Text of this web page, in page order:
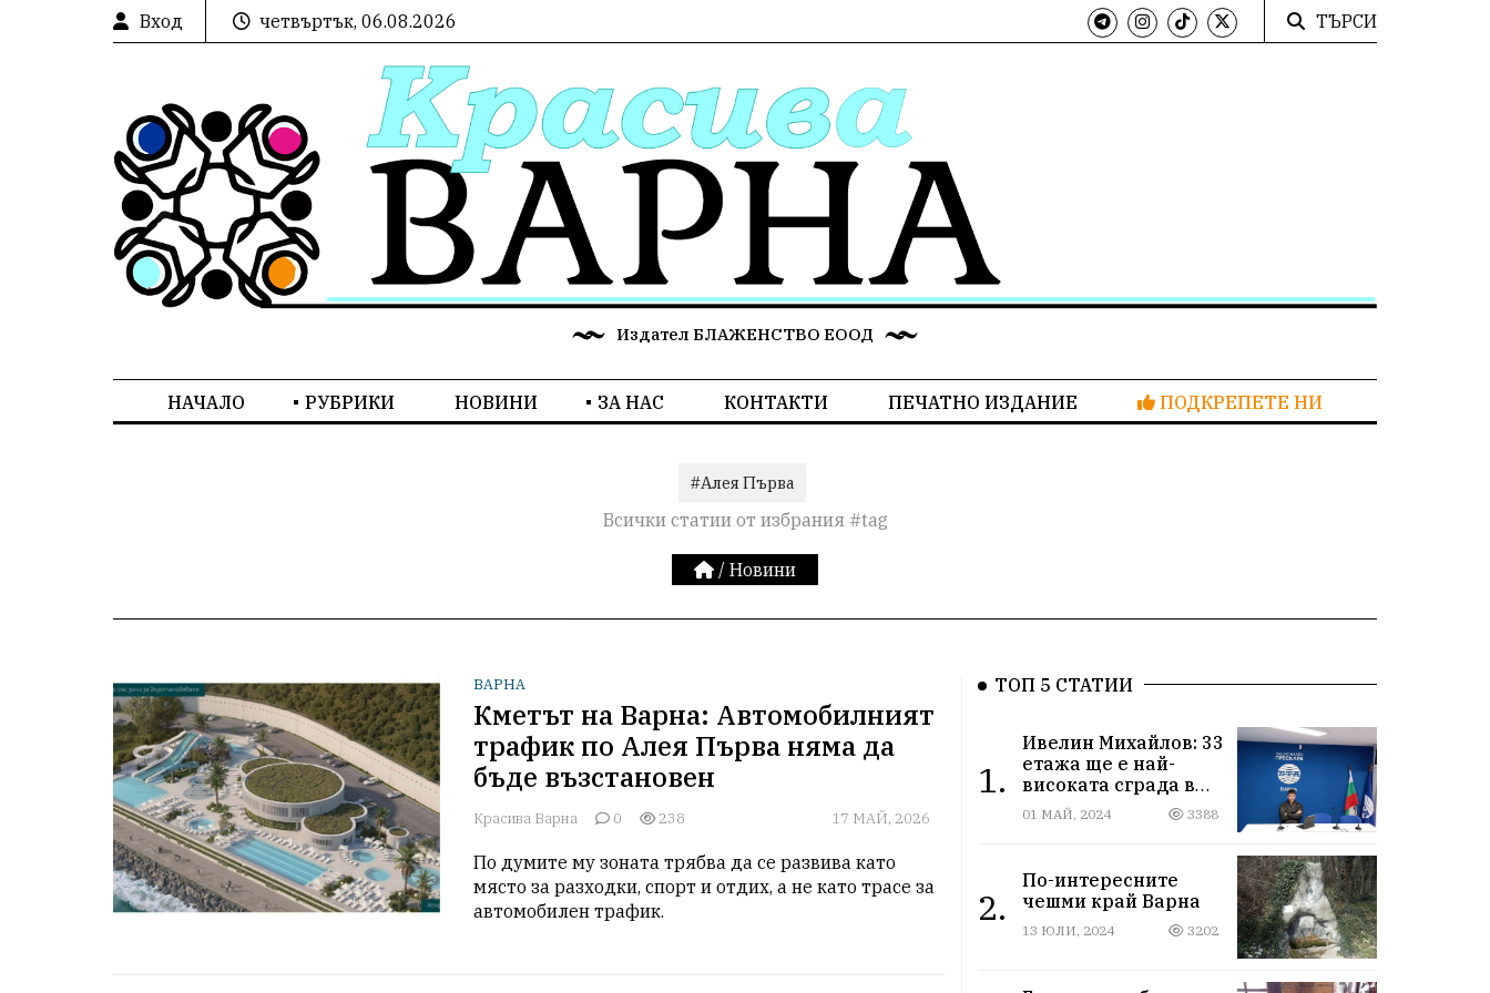
Вход четвъртък, 06.08.2026 ТЪРСИ
Издател БЛАЖЕНСТВО ЕООД
НАЧАЛО РУБРИКИ НОВИНИ ЗА НАС КОНТАКТИ ПЕЧАТНО ИЗДАНИЕ ПОДКРЕПЕТЕ НИ
#Алея Първа
Всички статии от избрания #tag
/ Новини
ВАРНА
Кметът на Варна: Автомобилният
трафик по Алея Първа няма да
бъде възстановен
Красива Варна 0 238 17 МАЙ, 2026
По думите му зоната трябва да се развива като
място за разходки, спорт и отдих, а не като трасе за
автомобилен трафик.
ТОП 5 СТАТИИ
1.
Ивелин Михайлов: 33
етажа ще е най-
високата сграда в
новия Сити център
във Варна
01 МАЙ, 2024 3388
2.
По-интересните
чешми край Варна
13 ЮЛИ, 2024 3202